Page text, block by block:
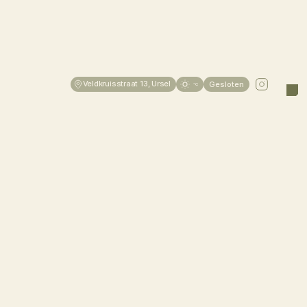
Veldkruisstraat 13, Ursel °C Gesloten